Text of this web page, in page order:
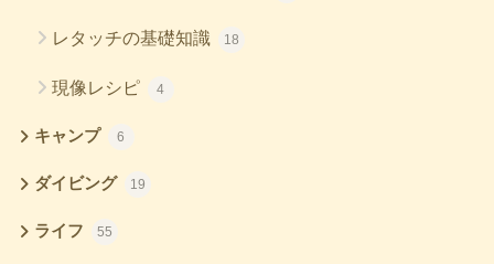
レタッチの基礎知識 18
現像レシピ 4
キャンプ 6
ダイビング 19
ライフ 55